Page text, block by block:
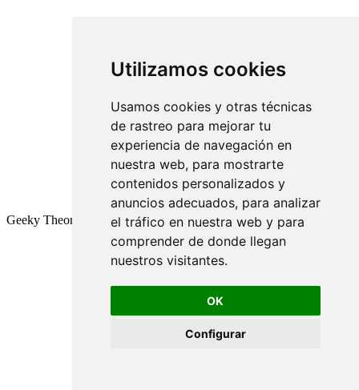
Utilizamos cookies
Usamos cookies y otras técnicas
de rastreo para mejorar tu
experiencia de navegación en
nuestra web, para mostrarte
contenidos personalizados y
anuncios adecuados, para analizar
el tráfico en nuestra web y para
comprender de donde llegan
nuestros visitantes.
OK
Configurar
Geeky Theory © 2026